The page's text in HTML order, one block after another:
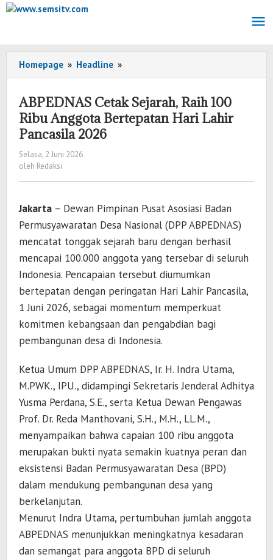
Lewati
Homepage » Headline »
Cetak
Raih
100
Lahir
2026
ABPEDNAS Cetak Sejarah, Raih 100
Ribu Anggota Bertepatan Hari Lahir
Pancasila 2026
Selasa, 2 Juni 2026
oleh Redaksi
Jakarta – Dewan Pimpinan Pusat Asosiasi Badan
Permusyawaratan Desa Nasional (DPP ABPEDNAS)
mencatat tonggak sejarah baru dengan berhasil
mencapai 100.000 anggota yang tersebar di seluruh
Indonesia. Pencapaian tersebut diumumkan
bertepatan dengan peringatan Hari Lahir Pancasila,
1 Juni 2026, sebagai momentum memperkuat
komitmen kebangsaan dan pengabdian bagi
pembangunan desa di Indonesia.
Ketua Umum DPP ABPEDNAS, Ir. H. Indra Utama,
M.PWK., IPU., didampingi Sekretaris Jenderal Adhitya
Yusma Perdana, S.E., serta Ketua Dewan Pengawas
Prof. Dr. Reda Manthovani, S.H., M.H., LL.M.,
menyampaikan bahwa capaian 100 ribu anggota
merupakan bukti nyata semakin kuatnya peran dan
eksistensi Badan Permusyawaratan Desa (BPD)
dalam mendukung pembangunan desa yang
berkelanjutan.
Menurut Indra Utama, pertumbuhan jumlah anggota
ABPEDNAS menunjukkan meningkatnya kesadaran
dan semangat para anggota BPD di seluruh